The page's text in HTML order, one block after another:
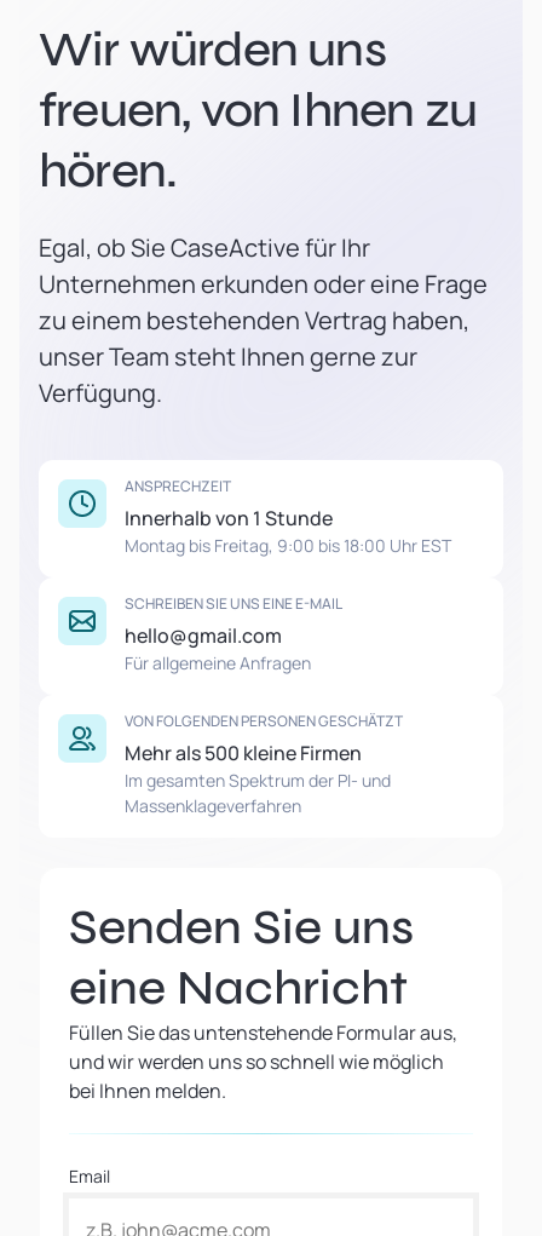
Wir würden uns
freuen, von Ihnen zu
hören.
Egal, ob Sie CaseActive für Ihr
Unternehmen erkunden oder eine Frage
zu einem bestehenden Vertrag haben,
unser Team steht Ihnen gerne zur
Verfügung.
ANSPRECHZEIT
Innerhalb von 1 Stunde
Montag bis Freitag, 9:00 bis 18:00 Uhr EST
SCHREIBEN SIE UNS EINE E-MAIL
hello@gmail.com
Für allgemeine Anfragen
VON FOLGENDEN PERSONEN GESCHÄTZT
Mehr als 500 kleine Firmen
Im gesamten Spektrum der PI- und
Massenklageverfahren
Senden Sie uns
eine Nachricht
Füllen Sie das untenstehende Formular aus,
und wir werden uns so schnell wie möglich
bei Ihnen melden.
Email